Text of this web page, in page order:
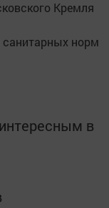
Кремля
норм
в